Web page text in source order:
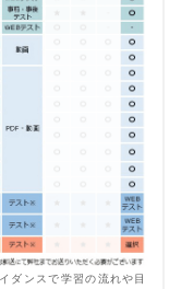
ダンスで学習の流れや目